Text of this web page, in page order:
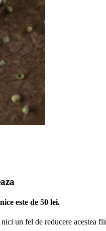
este de 50 lei.
un fel de reducere acestea